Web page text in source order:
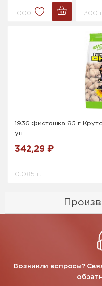
1000 г. 300
1936 Фисташка 85 г
уп
342,29 ₽
0.085 г.
Возникли вопросы?